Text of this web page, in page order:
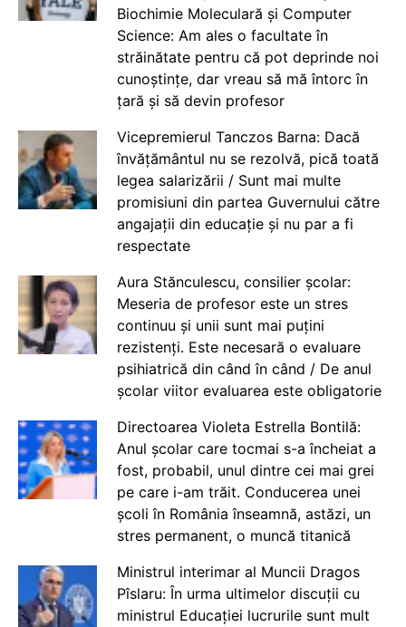
Biochimie Moleculară și Computer
Science: Am ales o facultate în
străinătate pentru că pot deprinde noi
cunoștințe, dar vreau să mă întorc în
țară și să devin profesor
Vicepremierul Tanczos Barna: Dacă
învățământul nu se rezolvă, pică toată
legea salarizării / Sunt mai multe
promisiuni din partea Guvernului către
angajații din educație și nu par a fi
respectate
Aura Stănculescu, consilier școlar:
Meseria de profesor este un stres
continuu și unii sunt mai puțini
rezistenți. Este necesară o evaluare
psihiatrică din când în când / De anul
școlar viitor evaluarea este obligatorie
Directoarea Violeta Estrella Bontilă:
Anul școlar care tocmai s-a încheiat a
fost, probabil, unul dintre cei mai grei
pe care i-am trăit. Conducerea unei
școli în România înseamnă, astăzi, un
stres permanent, o muncă titanică
Ministrul interimar al Muncii Dragos
Pîslaru: În urma ultimelor discuții cu
ministrul Educației lucrurile sunt mult